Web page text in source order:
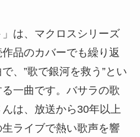
」は、マクロスシリーズ
品のカバーでも繰り返
、”歌で銀河を救う”とい
一曲です。バサラの歌
んは、放送から30年以上
ライブで熱い歌声を響